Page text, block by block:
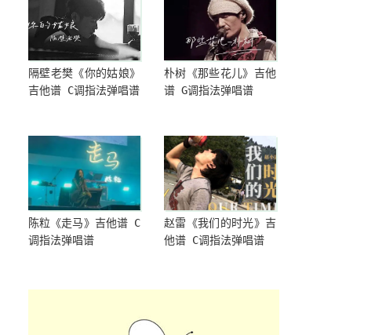
隔壁老樊《你的姑娘》
吉他谱 C调指法弹唱谱
朴树《那些花儿》吉他
谱 G调指法弹唱谱
陈粒《走马》吉他谱 C
调指法弹唱谱
赵雷《我们的时光》吉
他谱 C调指法弹唱谱